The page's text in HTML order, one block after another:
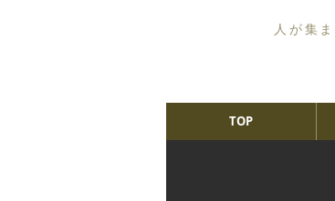
人が集
TOP